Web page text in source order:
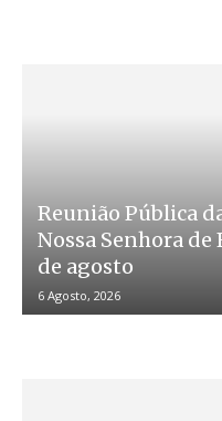
Reunião Pública
Nossa Senhora de
de agosto
6 Agosto, 2026